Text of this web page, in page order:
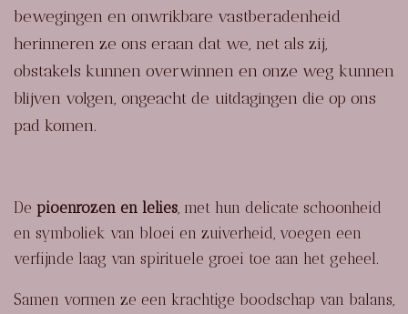
bewegingen en onwrikbare vastberadenheid
herinneren ze ons eraan dat we, net als zij,
obstakels kunnen overwinnen en onze weg kunnen
blijven volgen, ongeacht de uitdagingen die op ons
pad komen.
De pioenrozen en lelies, met hun delicate schoonheid
en symboliek van bloei en zuiverheid, voegen een
verfijnde laag van spirituele groei toe aan het geheel.
Samen vormen ze een krachtige boodschap van balans,